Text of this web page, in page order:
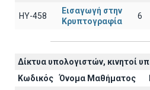
ΗΥ-458
Εισαγωγή στην
Κρυπτογραφία
6
Δίκτυα υπολογιστών, κινητοί
Κωδικός
Όνομα Μαθήματος